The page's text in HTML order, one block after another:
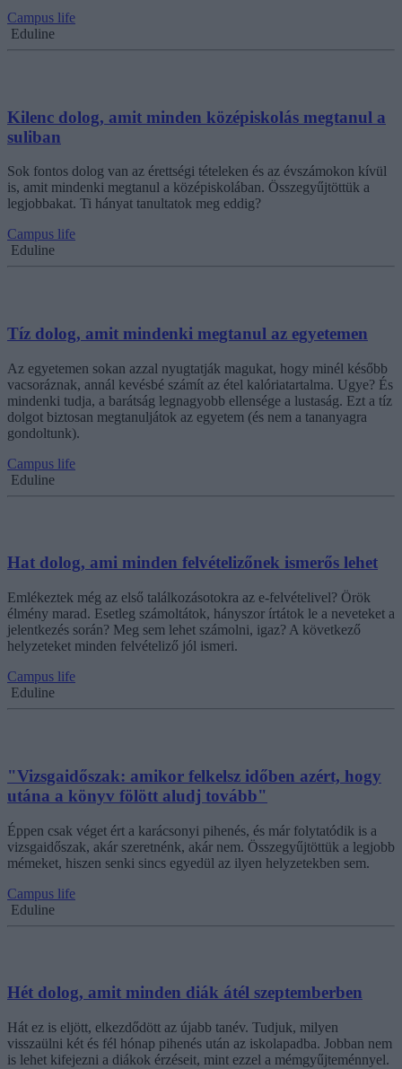
Campus life
Eduline
Kilenc dolog, amit minden középiskolás megtanul a
suliban
Sok fontos dolog van az érettségi tételeken és az évszámokon kívül
is, amit mindenki megtanul a középiskolában. Összegyűjtöttük a
legjobbakat. Ti hányat tanultatok meg eddig?
Campus life
Eduline
Tíz dolog, amit mindenki megtanul az egyetemen
Az egyetemen sokan azzal nyugtatják magukat, hogy minél később
vacsoráznak, annál kevésbé számít az étel kalóriatartalma. Ugye? És
mindenki tudja, a barátság legnagyobb ellensége a lustaság. Ezt a tíz
dolgot biztosan megtanuljátok az egyetem (és nem a tananyagra
gondoltunk).
Campus life
Eduline
Hat dolog, ami minden felvételizőnek ismerős lehet
Emlékeztek még az első találkozásotokra az e-felvételivel? Örök
élmény marad. Esetleg számoltátok, hányszor írtátok le a neveteket a
jelentkezés során? Meg sem lehet számolni, igaz? A következő
helyzeteket minden felvételiző jól ismeri.
Campus life
Eduline
"Vizsgaidőszak: amikor felkelsz időben azért, hogy
utána a könyv fölött aludj tovább"
Éppen csak véget ért a karácsonyi pihenés, és már folytatódik is a
vizsgaidőszak, akár szeretnénk, akár nem. Összegyűjtöttük a legjobb
mémeket, hiszen senki sincs egyedül az ilyen helyzetekben sem.
Campus life
Eduline
Hét dolog, amit minden diák átél szeptemberben
Hát ez is eljött, elkezdődött az újabb tanév. Tudjuk, milyen
visszaülni két és fél hónap pihenés után az iskolapadba. Jobban nem
is lehet kifejezni a diákok érzéseit, mint ezzel a mémgyűjteménnyel.